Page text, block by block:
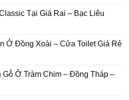
Tại Giá Rai – Bạc Liêu
Ở Đồng Xoài – Cửa Toilet Giá Rẻ
Ở Tràm Chim – Đồng Tháp –